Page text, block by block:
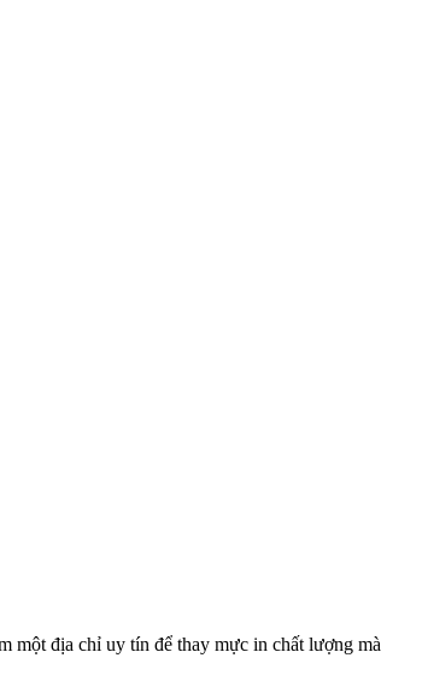
một địa chỉ uy tín để thay mực in chất lượng mà